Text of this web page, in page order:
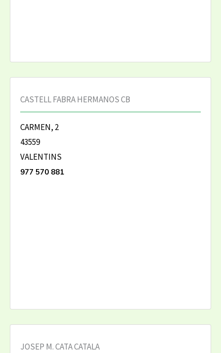
CASTELL FABRA HERMANOS CB
CARMEN, 2
43559
VALENTINS
977 570 881
JOSEP M. CATA CATALA